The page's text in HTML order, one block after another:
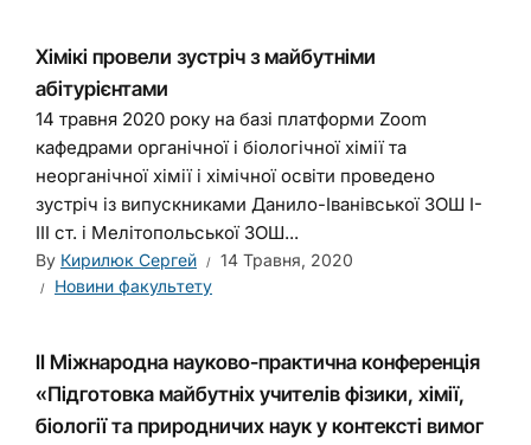
Хімікі провели зустріч з майбутніми
абітурієнтами
14 травня 2020 року на базі платформи Zoom
кафедрами органічної і біологічної хімії та
неорганічної хімії і хімічної освіти проведено
зустріч із випускниками Данило-Іванівської ЗОШ І-
ІІІ ст. і Мелітопольської ЗОШ...
By Кирилюк Сергей
14 Травня, 2020
Новини факультету
ІІ Міжнародна науково-практична конференція
«Підготовка майбутніх учителів фізики, хімії,
біології та природничих наук у контексті вимог